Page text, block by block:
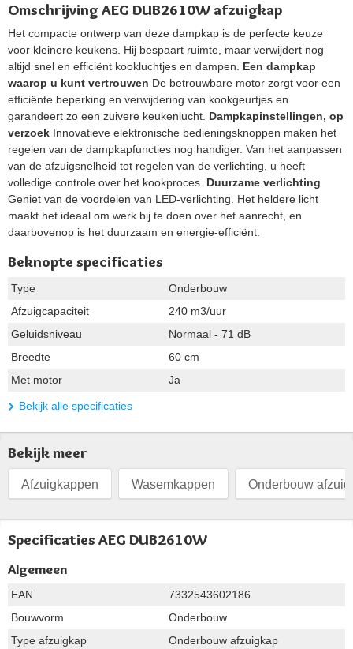
Omschrijving AEG DUB2610W afzuigkap
Het compacte ontwerp van deze dampkap is de perfecte keuze
voor kleinere keukens. Hij bespaart ruimte, maar verwijdert nog
altijd snel en efficiënt kookluchtjes en dampen. Een dampkap
waarop u kunt vertrouwen De betrouwbare motor zorgt voor een
efficiënte beperking en verwijdering van kookgeurtjes en
garandeert zo een zuivere keukenlucht. Dampkapinstellingen, op
verzoek Innovatieve elektronische bedieningsknoppen maken het
regelen van de dampkapfuncties nog handiger. Van het aanpassen
van de afzuigsnelheid tot regelen van de verlichting, u heeft
volledige controle over het kookproces. Duurzame verlichting
Geniet van de voordelen van LED-verlichting. Het heldere licht
maakt het ideaal om werk bij te doen over het aanrecht, en
daarbovenop is het duurzaam en energie-efficiënt.
Beknopte specificaties
Type
Onderbouw
Afzuigcapaciteit
240 m3/uur
Geluidsniveau
Normaal - 71 dB
Breedte
60 cm
Met motor
Ja
Bekijk alle specificaties
Bekijk meer
Afzuigkappen Wasemkappen Onderbouw
Specificaties AEG DUB2610W
Algemeen
EAN
7332543602186
Bouwvorm
Onderbouw
Type afzuigkap
Onderbouw afzuigkap